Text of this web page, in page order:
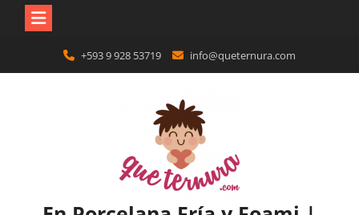
content
+593 9 928 53719 info@queternura.com